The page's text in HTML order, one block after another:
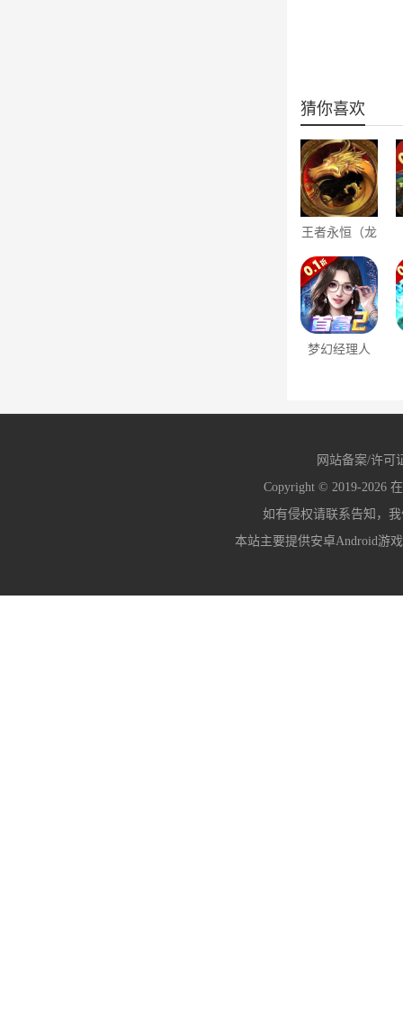
猜你喜欢
王者永恒（龙
梦幻经理人
网站备案/许可
Copyright © 2019-2026
如有侵权请联系告知，
本站主要提供安卓Android游